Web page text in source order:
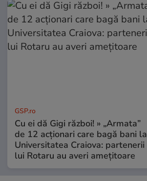
GSP.ro
Cu ei dă Gigi război! » „Armata”
de 12 acționari care bagă bani la
Universitatea Craiova: partenerii
lui Rotaru au averi amețitoare